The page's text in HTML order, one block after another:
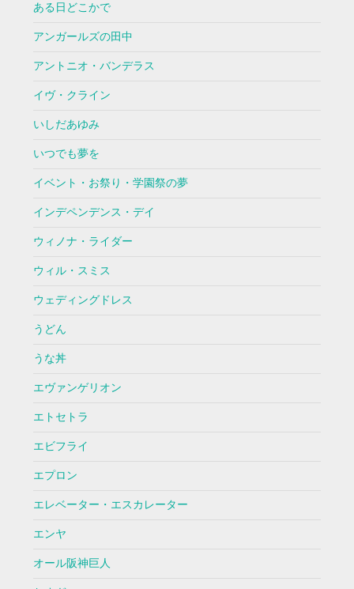
ある日どこかで
アンガールズの田中
アントニオ・バンデラス
イヴ・クライン
いしだあゆみ
いつでも夢を
イベント・お祭り・学園祭の夢
インデペンデンス・デイ
ウィノナ・ライダー
ウィル・スミス
ウェディングドレス
うどん
うな丼
エヴァンゲリオン
エトセトラ
エビフライ
エプロン
エレベーター・エスカレーター
エンヤ
オール阪神巨人